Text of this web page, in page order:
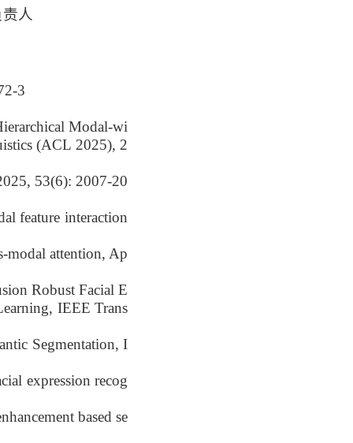
人
3
Modal-wi
(ACL 2025), 2
53(6): 2007-20
feature interaction
modal attention, Ap
Robust Facial E
IEEE Trans
Segmentation, I
expression recog
based se